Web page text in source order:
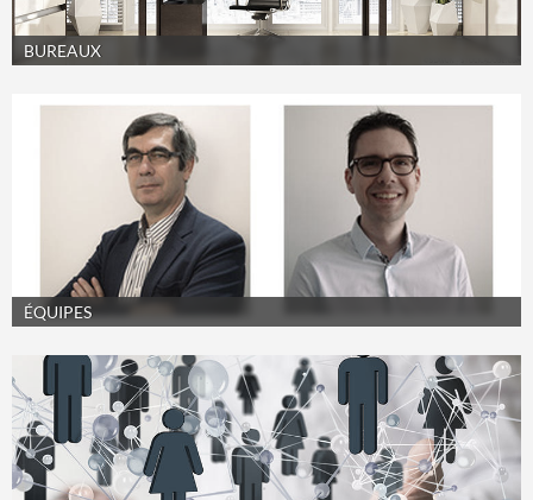
BUREAUX
ÉQUIPES